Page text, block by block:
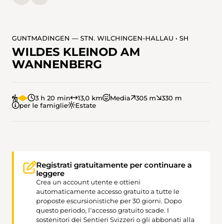
GUNTMADINGEN — STN. WILCHINGEN-HALLAU • SH
WILDES KLEINOD AM
WANNENBERG
3 h 20 min 13,0 km Media 305 m
330 m
per le famiglie
Estate
Registrati gratuitamente per continuare a
leggere
Crea un account utente e ottieni
automaticamente accesso gratuito a tutte le
proposte escursionistiche per 30 giorni. Dopo
questo periodo, l'accesso gratuito scade. I
sostenitori dei Sentieri Svizzeri o gli abbonati alla